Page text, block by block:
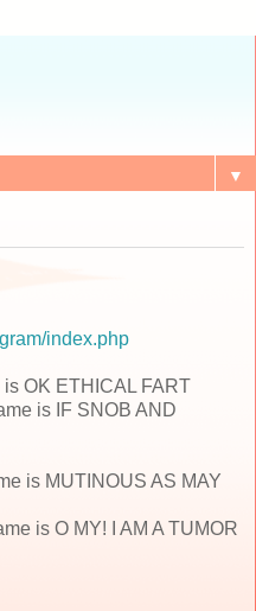
▼
index.php
OK ETHICAL FART
is IF SNOB AND
is MUTINOUS AS MAY
is O MY! I AM A TUMOR